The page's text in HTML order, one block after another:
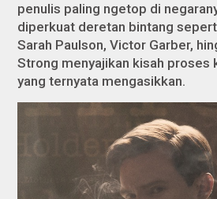
penulis paling ngetop di
diperkuat deretan bintang
Sarah Paulson, Victor Garber,
Strong menyajikan kisah proses
yang ternyata mengasikkan.